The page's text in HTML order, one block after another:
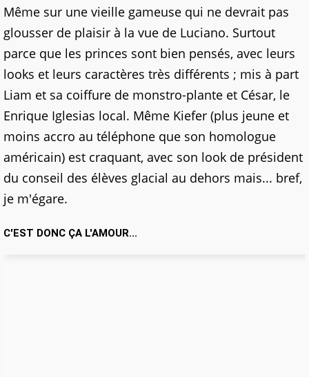
Même sur une vieille gameuse qui ne devrait pas
glousser de plaisir à la vue de Luciano. Surtout
parce que les princes sont bien pensés, avec leurs
looks et leurs caractères très différents ; mis à part
Liam et sa coiffure de monstro-plante et César, le
Enrique Iglesias local. Même Kiefer (plus jeune et
moins accro au téléphone que son homologue
américain) est craquant, avec son look de président
du conseil des élèves glacial au dehors mais... bref,
je m'égare.
C'EST DONC ÇA L'AMOUR...